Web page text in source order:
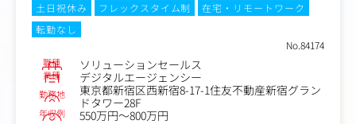
＜入社後のオンボーディング＞
1ヶ月目：
MTGや関連資料をもとに担当案件の状況・運用方針を把握
（キャッチアップ）。また、既存メンバーのOJTで分析レ
ポート作成、レポートを元にした改善提案など本ポジショ
ンのベースとなる実業務の習得をしていきます。
2ヶ月目：
土日祝休み フレックスタイム制
在宅・リモートワーク
転勤なし
No.84174
職種 ソリューションセールス
業種 デジタルエージェンシー
勤務地
東京都新宿区西新宿8-17-1住友不動産新宿グラン
ドタワー28F
年収例
550万円～800万円